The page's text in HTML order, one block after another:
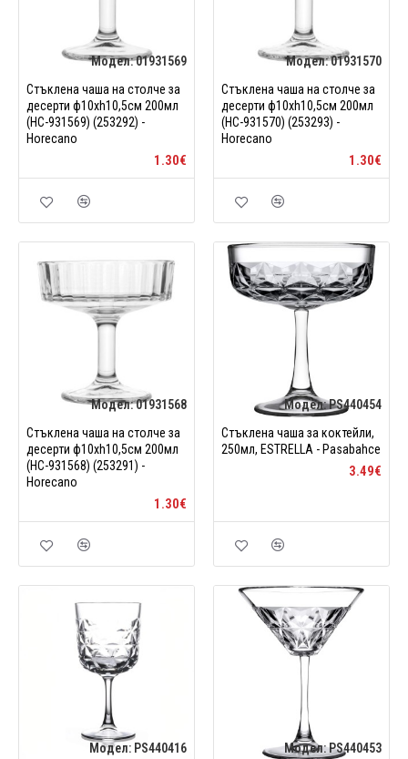
Модел:01931569
Стъклена чаша на столче за
десерти ф10xh10,5см 200мл
(HC-931569) (253292) -
Horecano
1.30€
Модел:01931570
Стъклена чаша на столче за
десерти ф10xh10,5см 200мл
(HC-931570) (253293) -
Horecano
1.30€
Модел:01931568
Стъклена чаша на столче за
десерти ф10xh10,5см 200мл
(HC-931568) (253291) -
Horecano
1.30€
Модел:PS440454
Стъклена чаша за коктейли,
250мл, ESTRELLA - Pasabahce
3.49€
Модел: PS440416
Модел:PS440453